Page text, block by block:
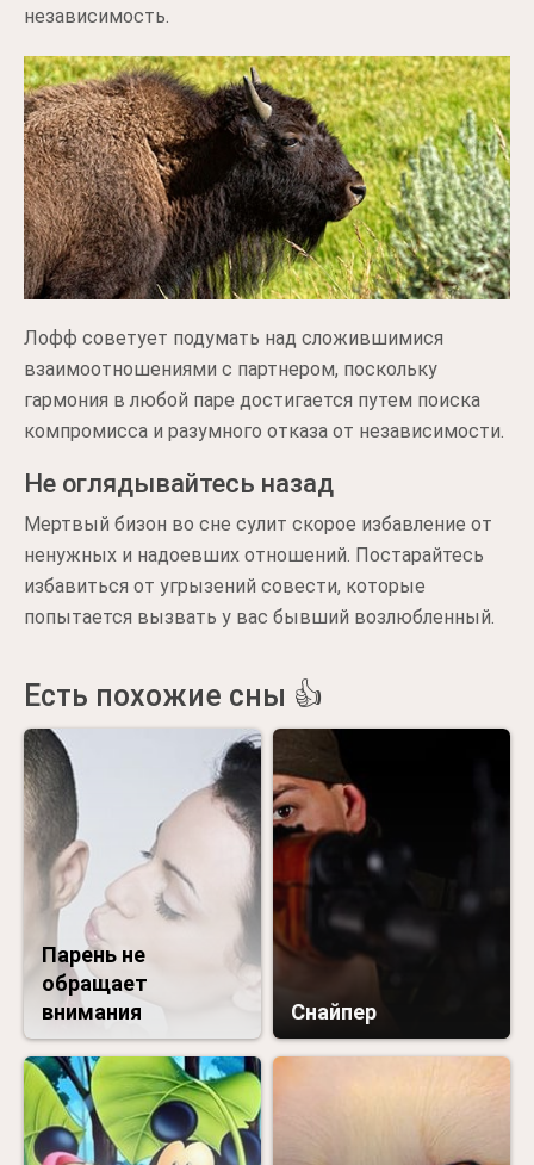
независимость.
Лофф советует подумать над сложившимися
взаимоотношениями с партнером, поскольку
гармония в любой паре достигается путем поиска
компромисса и разумного отказа от независимости.
Не оглядывайтесь назад
Мертвый бизон во сне сулит скорое избавление от
ненужных и надоевших отношений. Постарайтесь
избавиться от угрызений совести, которые
попытается вызвать у вас бывший возлюбленный.
Есть похожие сны 👍
Парень не
обращает
внимания
Снайпер